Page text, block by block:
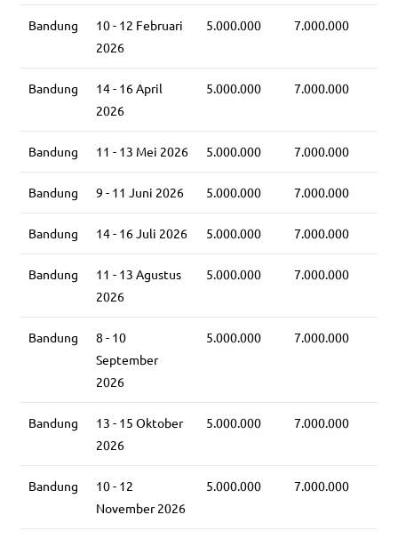
Bandung
10 - 12 Februari
2026
5.000.000 7.000.000
Bandung
14 - 16 April
2026
5.000.000 7.000.000
Bandung 11 - 13 Mei 2026 5.000.000 7.000.000
Bandung 9 - 11 Juni 2026 5.000.000 7.000.000
Bandung 14 - 16 Juli 2026 5.000.000 7.000.000
Bandung
11 - 13 Agustus
2026
5.000.000 7.000.000
Bandung
8 - 10
September
2026
5.000.000 7.000.000
Bandung
13 - 15 Oktober
2026
5.000.000 7.000.000
Bandung
10 - 12
November 2026
5.000.000 7.000.000